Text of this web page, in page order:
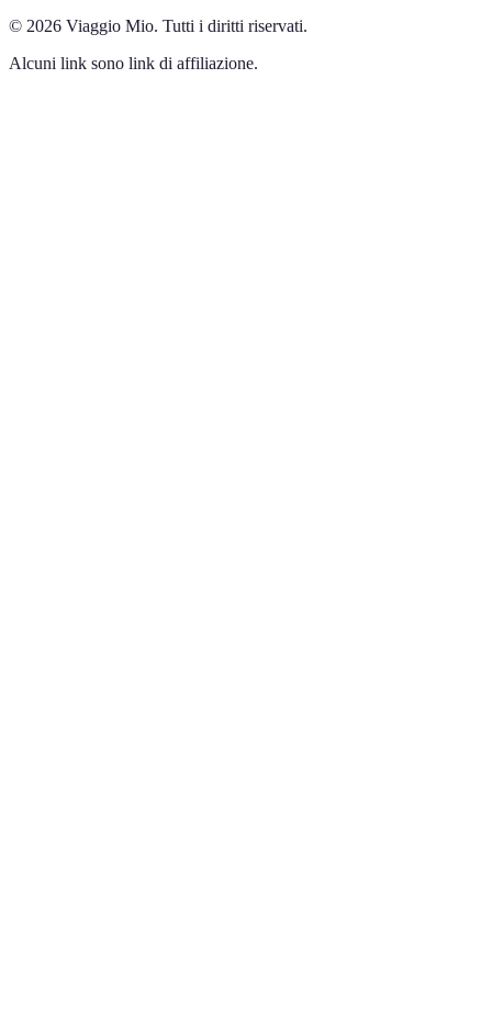
© 2026 Viaggio Mio. Tutti i diritti riservati.
Alcuni link sono link di affiliazione.